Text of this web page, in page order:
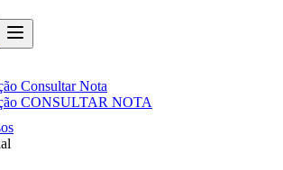
Toggle
Consultar Nota
CONSULTAR NOTA